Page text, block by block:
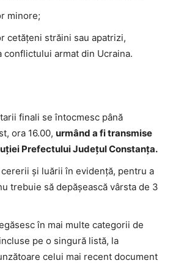
minore;
cetățeni străini sau apatrizi,
conflictului armat din Ucraina.
finali se întocmesc până
ora 16.00, urmând a fi transmise
Prefectului Județul Constanța.
şi luării în evidenţă, pentru a
trebuie să depăşească vârsta de 3
în mai multe categorii de
pe o singură listă, la
celui mai recent document